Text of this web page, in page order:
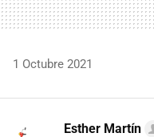
1 Octubre 2021
Esther Martín